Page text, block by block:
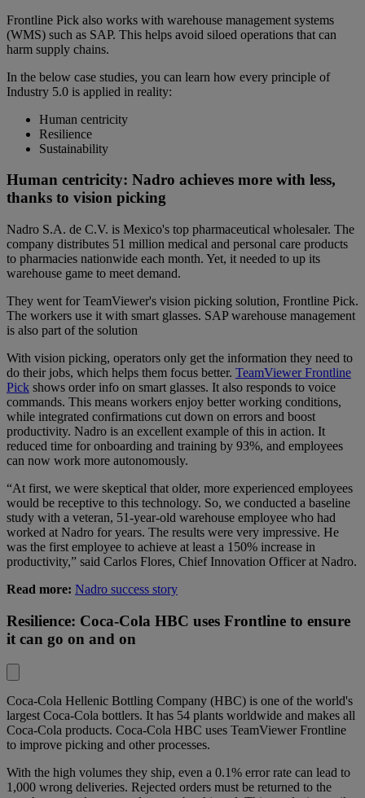
Frontline Pick also works with warehouse management systems
(WMS) such as SAP. This helps avoid siloed operations that can
harm supply chains.
In the below case studies, you can learn how every principle of
Industry 5.0 is applied in reality:
Human centricity
Resilience
Sustainability
Human centricity: Nadro achieves more with less,
thanks to vision picking
Nadro S.A. de C.V. is Mexico's top pharmaceutical wholesaler. The
company distributes 51 million medical and personal care products
to pharmacies nationwide each month. Yet, it needed to up its
warehouse game to meet demand.
They went for TeamViewer's vision picking solution, Frontline Pick.
The workers use it with smart glasses. SAP warehouse management
is also part of the solution
With vision picking, operators only get the information they need to
do their jobs, which helps them focus better. TeamViewer Frontline
Pick shows order info on smart glasses. It also responds to voice
commands. This means workers enjoy better working conditions,
while integrated confirmations cut down on errors and boost
productivity. Nadro is an excellent example of this in action. It
reduced time for onboarding and training by 93%, and employees
can now work more autonomously.
“At first, we were skeptical that older, more experienced employees
would be receptive to this technology. So, we conducted a baseline
study with a veteran, 51-year-old warehouse employee who had
worked at Nadro for years. The results were very impressive. He
was the first employee to achieve at least a 150% increase in
productivity,” said Carlos Flores, Chief Innovation Officer at Nadro.
Read more: Nadro success story
Resilience: Coca-Cola HBC uses Frontline to ensure
it can go on and on
Coca-Cola Hellenic Bottling Company (HBC) is one of the world's
largest Coca-Cola bottlers. It has 54 plants worldwide and makes all
Coca-Cola products. Coca-Cola HBC uses TeamViewer Frontline
to improve picking and other processes.
With the high volumes they ship, even a 0.1% error rate can lead to
1,000 wrong deliveries. Rejected orders must be returned to the